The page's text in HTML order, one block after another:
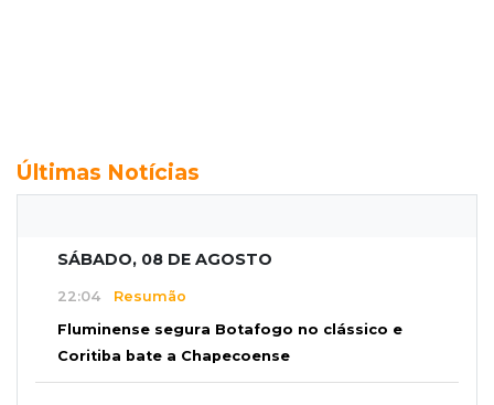
Últimas Notícias
SÁBADO, 08 DE AGOSTO
22:04 Resumão
Fluminense segura Botafogo no clássico e
Coritiba bate a Chapecoense